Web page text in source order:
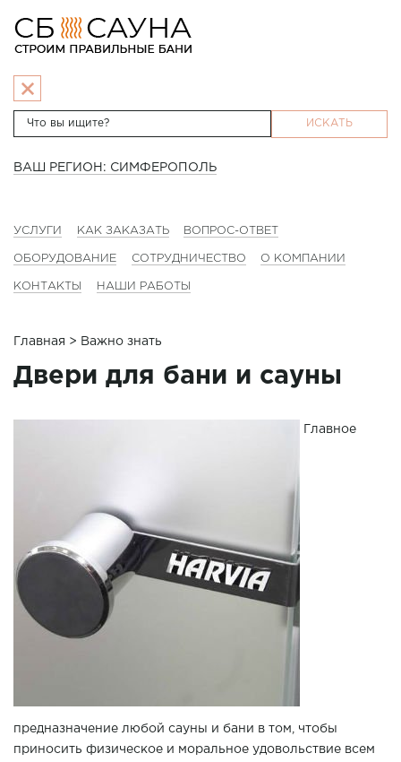
ИСКАТЬ
ВАШ РЕГИОН: СИМФЕРОПОЛЬ
УСЛУГИ КАК ЗАКАЗАТЬ ВОПРОС-ОТВЕТ
ОБОРУДОВАНИЕ СОТРУДНИЧЕСТВО О КОМПАНИИ
КОНТАКТЫ НАШИ РАБОТЫ
Главная > Важно знать
Двери для бани и сауны
Главное
предназначение любой сауны и бани в том, чтобы
приносить физическое и моральное удовольствие всем